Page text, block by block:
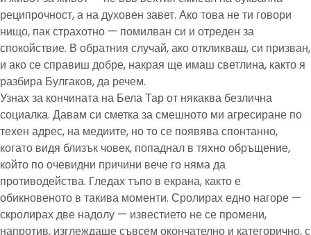
реципрочност, а на духовен завет. Ако това не ти говори
нищо, пак страхотно — помилван си и отреден за
спокойствие. В обратния случай, ако откликваш, си призван,
и ако се справиш добре, накрая ще имаш светлина, както я
разбира Булгаков, да речем.
Узнах за кончината на Бела Тар от някаква безлична
социалка. Давам си сметка за смешното ми агресиране по
техен адрес, на медиите, но то се появява спонтанно,
когато видя близък човек, попаднал в тяхно обръщение,
който по очевидни причини вече го няма да
противодейства. Гледах тъпо в екрана, както е
обикновеното в такива моменти. Сролирах едно нагоре —
скролирах две надолу — известието не се промени,
напротив, изглеждаше съвсем окончателно и категорично, с